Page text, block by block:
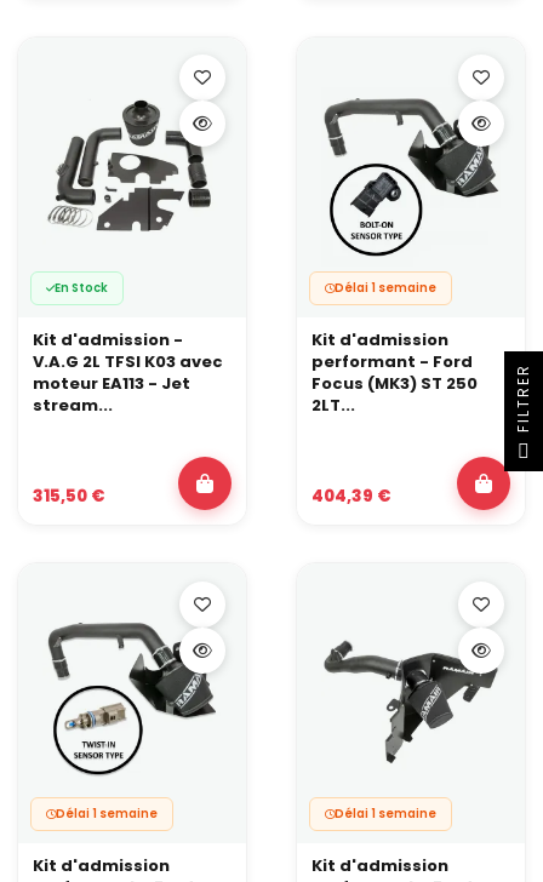
En Stock
Kit d'admission -
V.A.G 2L TFSI K03 avec
moteur EA113 - Jet
stream...
315,50 €
Délai 1 semaine
Kit d'admission
performant - Ford
Focus (MK3) ST 250
2LT...
404,39 €
Délai 1 semaine
Kit d'admission
Délai 1 semaine
Kit d'admission
R